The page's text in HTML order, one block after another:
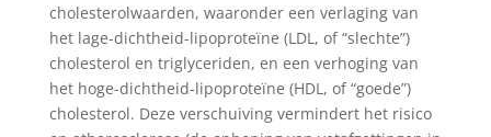
cholesterolwaarden, waaronder een verlaging van
het lage-dichtheid-lipoproteïne (LDL, of “slechte”)
cholesterol en triglyceriden, en een verhoging van
het hoge-dichtheid-lipoproteïne (HDL, of “goede”)
cholesterol. Deze verschuiving vermindert het risico